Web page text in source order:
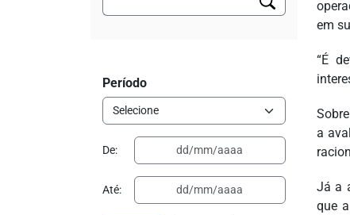
em
“É
a
Já a
que
Período
De:
Até: